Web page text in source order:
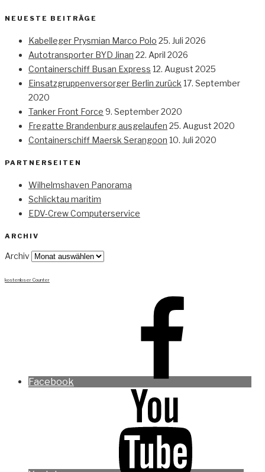
NEUESTE BEITRÄGE
Kabelleger Prysmian Marco Polo 25. Juli 2026
Autotransporter BYD Jinan 22. April 2026
Containerschiff Busan Express 12. August 2025
Einsatzgruppenversorger Berlin zurück 17. September
2020
Tanker Front Force 9. September 2020
Fregatte Brandenburg ausgelaufen 25. August 2020
Containerschiff Maersk Serangoon 10. Juli 2020
PARTNERSEITEN
Wilhelmshaven Panorama
Schlicktau maritim
EDV-Crew Computerservice
ARCHIV
Archiv
kostenloser Counter
Facebook